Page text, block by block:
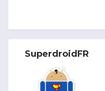
SuperdroidFR